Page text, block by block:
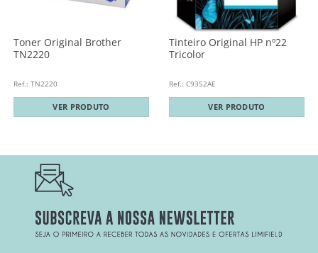
Toner Original Brother
TN2220
Ref.: TN2220
VER PRODUTO
Tinteiro Original HP nº22
Tricolor
Ref.: C9352AE
VER PRODUTO